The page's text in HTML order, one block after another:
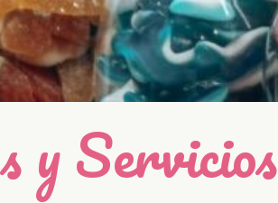
y Servicios